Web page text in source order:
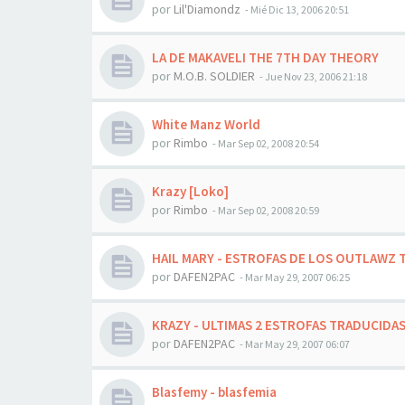
por Lil'Diamondz - Mié Dic 13, 2006 20:51
LA DE MAKAVELI THE 7TH DAY THEORY
por M.O.B. SOLDIER - Jue Nov 23, 2006 21:18
White Manz World
por Rimbo - Mar Sep 02, 2008 20:54
Krazy [Loko]
por Rimbo - Mar Sep 02, 2008 20:59
HAIL MARY - ESTROFAS DE LOS OUTLAWZ
por DAFEN2PAC - Mar May 29, 2007 06:25
KRAZY - ULTIMAS 2 ESTROFAS TRADUCIDAS
por DAFEN2PAC - Mar May 29, 2007 06:07
Blasfemy - blasfemia